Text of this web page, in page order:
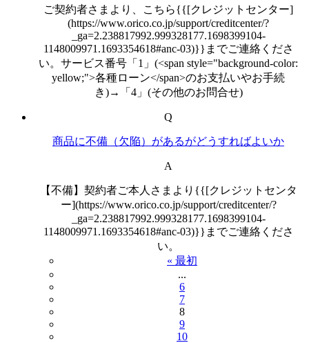
ご契約者さまより、こちら{{[クレジットセンター]
(https://www.orico.co.jp/support/creditcenter/?
_ga=2.238817992.999328177.1698399104-
1148009971.1693354618#anc-03)}}までご連絡くださ
い。サービス番号「1」(<span style="background-color:
yellow;">各種ローン</span>のお支払いやお手続
き)→「4」(その他のお問合せ)
Q
商品に不備（欠陥）があるがどうすればよいか
A
【不備】契約者ご本人さまより{{[クレジットセンタ
ー](https://www.orico.co.jp/support/creditcenter/?
_ga=2.238817992.999328177.1698399104-
1148009971.1693354618#anc-03)}}までご連絡くださ
い。
« 最初
...
6
7
8
9
10